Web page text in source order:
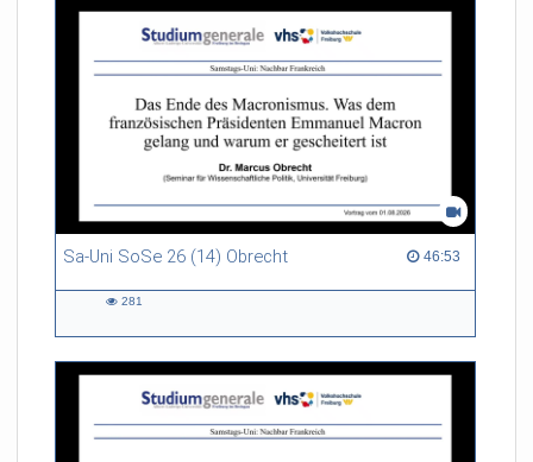
Sa-Uni SoSe 26 (14) Obrecht 46:53
46:53 duration
281